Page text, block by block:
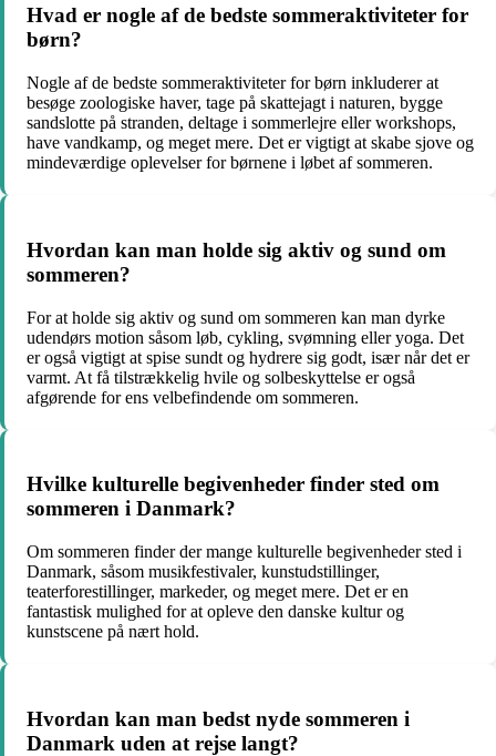
Hvad er nogle af de bedste sommeraktiviteter for
børn?
Nogle af de bedste sommeraktiviteter for børn inkluderer at
besøge zoologiske haver, tage på skattejagt i naturen, bygge
sandslotte på stranden, deltage i sommerlejre eller workshops,
have vandkamp, og meget mere. Det er vigtigt at skabe sjove og
mindeværdige oplevelser for børnene i løbet af sommeren.
Hvordan kan man holde sig aktiv og sund om
sommeren?
For at holde sig aktiv og sund om sommeren kan man dyrke
udendørs motion såsom løb, cykling, svømning eller yoga. Det
er også vigtigt at spise sundt og hydrere sig godt, især når det er
varmt. At få tilstrækkelig hvile og solbeskyttelse er også
afgørende for ens velbefindende om sommeren.
Hvilke kulturelle begivenheder finder sted om
sommeren i Danmark?
Om sommeren finder der mange kulturelle begivenheder sted i
Danmark, såsom musikfestivaler, kunstudstillinger,
teaterforestillinger, markeder, og meget mere. Det er en
fantastisk mulighed for at opleve den danske kultur og
kunstscene på nært hold.
Hvordan kan man bedst nyde sommeren i
Danmark uden at rejse langt?